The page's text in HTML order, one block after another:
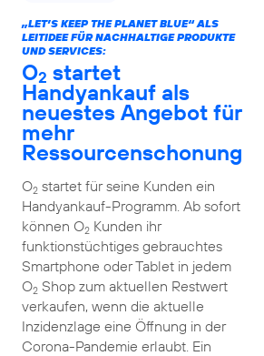
„LET’S KEEP THE PLANET BLUE“ ALS
LEITIDEE FÜR NACHHALTIGE PRODUKTE
UND SERVICES:
O2 startet
Handyankauf als
neuestes Angebot für
mehr
Ressourcenschonung
O2startet für seine Kunden ein
Handyankauf-Programm. Ab sofort
können O2Kunden ihr
funktionstüchtiges gebrauchtes
Smartphone oder Tablet in jedem
O2Shop zum aktuellen Restwert
verkaufen, wenn die aktuelle
Inzidenzlage eine Öffnung in der
Corona-Pandemie erlaubt. Ein